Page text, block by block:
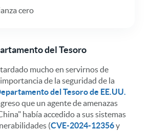
cero
del Tesoro
mucho en servirnos de
de la seguridad de la
del Tesoro de EE.UU.
que un agente de amenazas
había accedido a sus sistemas
(CVE-2024-12356y